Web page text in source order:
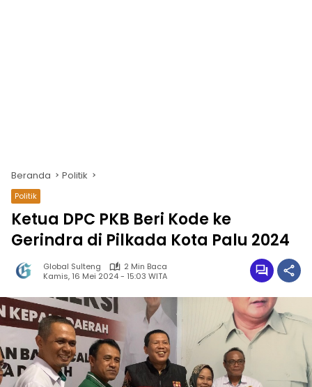
Beranda Politik
Politik
Ketua DPC PKB Beri Kode ke
Gerindra di Pilkada Kota Palu 2024
Global Sulteng
2 Min Baca
Kamis, 16 Mei 2024 - 15:03 WITA